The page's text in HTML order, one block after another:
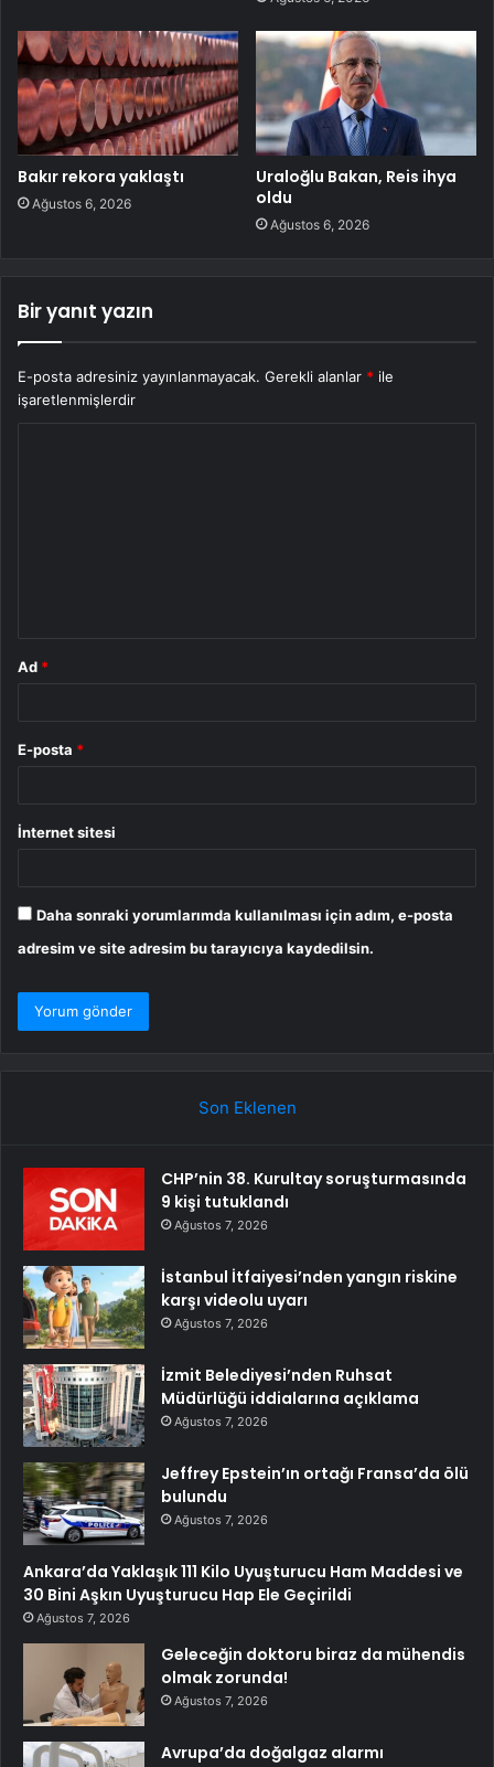
Bakır rekora yaklaştı
Ağustos 6, 2026
Uraloğlu Bakan, Reis ihya
oldu
Ağustos 6, 2026
Bir yanıt yazın
E-posta adresiniz yayınlanmayacak. Gerekli alanlar * ile
işaretlenmişlerdir
Ad *
E-posta *
İnternet sitesi
Daha sonraki yorumlarımda kullanılması için adım, e-posta
adresim ve site adresim bu tarayıcıya kaydedilsin.
Son Eklenen
CHP’nin 38. Kurultay soruşturmasında
9 kişi tutuklandı
Ağustos 7, 2026
İstanbul İtfaiyesi’nden yangın riskine
karşı videolu uyarı
Ağustos 7, 2026
İzmit Belediyesi’nden Ruhsat
Müdürlüğü iddialarına açıklama
Ağustos 7, 2026
Jeffrey Epstein’ın ortağı Fransa’da ölü
bulundu
Ağustos 7, 2026
Ankara’da Yaklaşık 111 Kilo Uyuşturucu Ham Maddesi ve
30 Bini Aşkın Uyuşturucu Hap Ele Geçirildi
Ağustos 7, 2026
Geleceğin doktoru biraz da mühendis
olmak zorunda!
Ağustos 7, 2026
Avrupa’da doğalgaz alarmı